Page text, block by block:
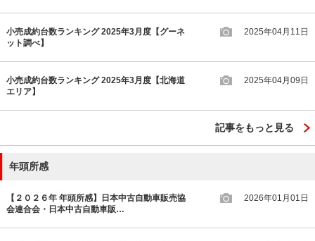
小売成約台数ランキング 2025年3月度【グーネ
ット調べ】
2025年04月11日
小売成約台数ランキング 2025年3月度【北海道
エリア】
2025年04月09日
記事をもっと見る
年頭所感
【２０２６年 年頭所感】日本中古自動車販売協
会連合会・日本中古自動車販…
2026年01月01日